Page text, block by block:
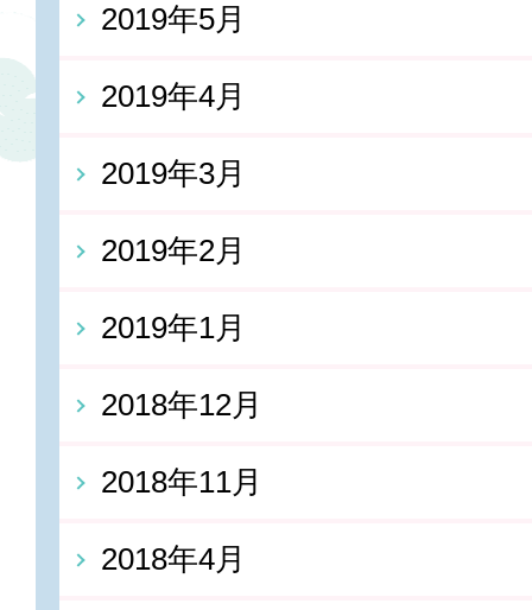
2019年5月
2019年4月
2019年3月
2019年2月
2019年1月
2018年12月
2018年11月
2018年4月